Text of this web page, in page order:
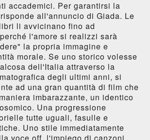
accademici. Per garantirsi la
all'annuncio di Giada. Le
li avvicinano fino ad
l'amore si realizzi sarà
la propria immagine e
morale. Se uno storico volesse
dell'Italia attraverso la
degli ultimi anni, si
ad una gran quantità di film che
imbarazzante, un identico
Una progressione
tutte uguali, fasulle e
Uno stile immediatamente
voce off, l'impiego di canzoni